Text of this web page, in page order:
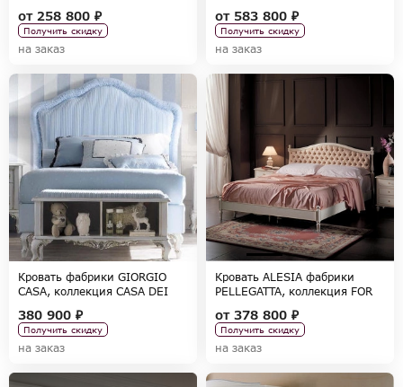
от258 800 ₽
Получить скидку
на заказ
от583 800 ₽
Получить скидку
на заказ
Кровать фабрики GIORGIO
CASA, коллекция CASA DEI
380 900 ₽
Получить скидку
на заказ
Кровать ALESIA фабрики
PELLEGATTA, коллекция FOR
от378 800 ₽
Получить скидку
на заказ